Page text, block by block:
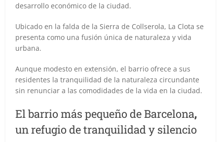
desarrollo económico de la ciudad.
Ubicado en la falda de la Sierra de Collserola, La Clota se
presenta como una fusión única de naturaleza y vida
urbana.
Aunque modesto en extensión, el barrio ofrece a sus
residentes la tranquilidad de la naturaleza circundante
sin renunciar a las comodidades de la vida en la ciudad.
El barrio más pequeño de Barcelona,
un refugio de tranquilidad y silencio